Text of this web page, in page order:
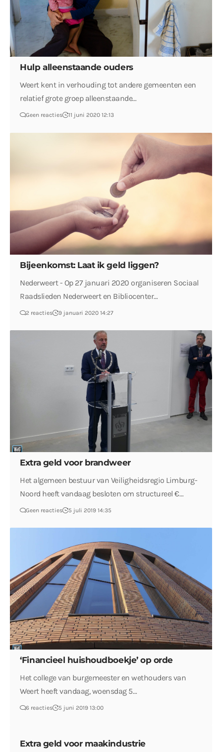
Hulp alleenstaande ouders
Weert kent in verhouding tot andere gemeenten een
relatief grote groep alleenstaande…
Geen reacties 11 juni 2020 12:13
Bijeenkomst: Laat ik geld liggen?
Nederweert - Op 27 januari 2020 organiseren Sociaal
Raadslieden Nederweert en Bibliocenter…
2 reacties 9 januari 2020 14:27
Extra geld voor brandweer
Het algemeen bestuur van Veiligheidsregio Limburg-
Noord heeft vandaag besloten om structureel €…
Geen reacties 5 juli 2019 14:35
‘Financieel huishoudboekje’ op orde
Het college van burgemeester en wethouders van
Weert heeft vandaag, woensdag 5…
6 reacties 5 juni 2019 13:00
Extra geld voor maak­in­du­strie